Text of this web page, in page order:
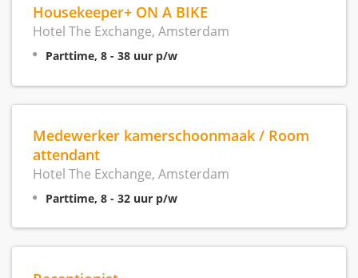
Housekeeper+ ON A BIKE
Hotel The Exchange, Amsterdam
Parttime, 8 - 38 uur p/w
Medewerker kamerschoonmaak / Room
attendant
Hotel The Exchange, Amsterdam
Parttime, 8 - 32 uur p/w